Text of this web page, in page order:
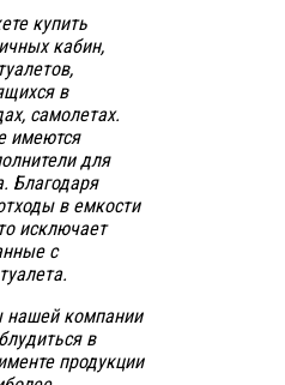
купить
кабин,
в
самолетах.
имеются
для
Благодаря
в емкости
исключает
с
компании
в
продукции